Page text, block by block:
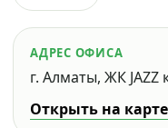
АДРЕС ОФИСА
г. Алматы, ЖК JAZZ
Открыть на карте